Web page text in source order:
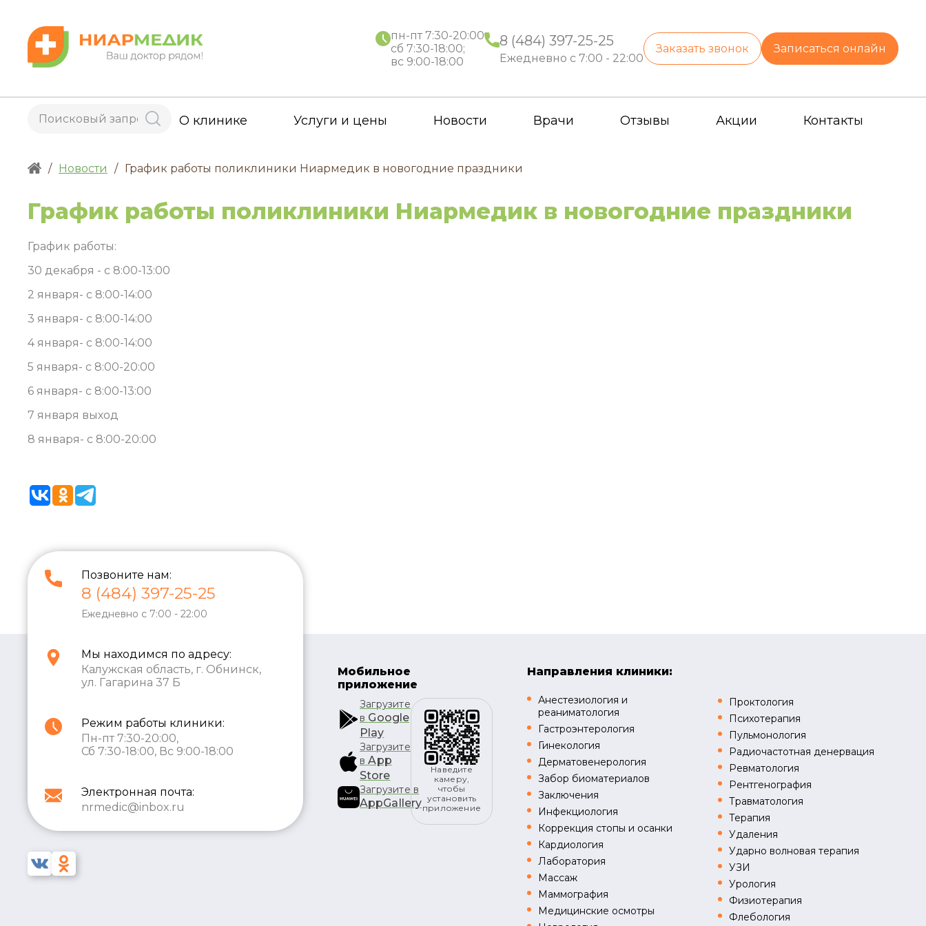
пн-пт 7:30-20:00
сб 7:30-18:00;
вс 9:00-18:00
8 (484) 397-25-25
Ежедневно с 7:00 - 22:00
Заказать звонок Записаться онлайн
О клинике Услуги и цены Новости Врачи Отзывы Акции Контакты
/ Новости / График работы поликлиники Ниармедик в новогодние праздники
График работы поликлиники Ниармедик в новогодние праздники
График работы:
30 декабря - с 8:00-13:00
2 января- с 8:00-14:00
3 января- с 8:00-14:00
4 января- с 8:00-14:00
5 января- с 8:00-20:00
6 января- с 8:00-13:00
7 января выход
8 января- с 8:00-20:00
Позвоните нам:
8 (484) 397-25-25
Ежедневно с 7:00 - 22:00
Мы находимся по адресу:
Калужская область, г. Обнинск,
ул. Гагарина 37 Б
Режим работы клиники:
Пн-пт 7:30-20:00,
Сб 7:30-18:00, Вс 9:00-18:00
Электронная почта:
nrmedic@inbox.ru
Мобильное
приложение
Загрузите
в Google
Play
Загрузите
вApp
Store
Загрузите в
AppGallery
Наведите
камеру,
чтобы
установить
приложение
Направления клиники:
Анестезиология и
реаниматология
Гастроэнтерология
Гинекология
Дерматовенерология
Забор биоматериалов
Заключения
Инфекциология
Коррекция стопы и осанки
Кардиология
Лаборатория
Массаж
Маммография
Медицинские осмотры
Проктология
Психотерапия
Пульмонология
Радиочастотная денервация
Ревматология
Рентгенография
Травматология
Терапия
Удаления
Ударно волновая терапия
УЗИ
Урология
Физиотерапия
Флебология